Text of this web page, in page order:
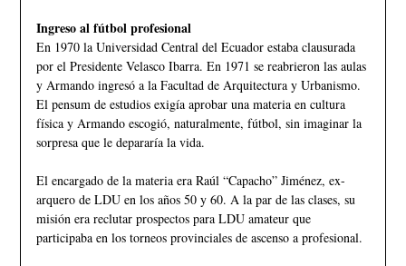
Ingreso al fútbol profesional
En 1970 la Universidad Central del Ecuador estaba clausurada
por el Presidente Velasco Ibarra. En 1971 se reabrieron las aulas
y Armando ingresó a la Facultad de Arquitectura y Urbanismo.
El pensum de estudios exigía aprobar una materia en cultura
física y Armando escogió, naturalmente, fútbol, sin imaginar la
sorpresa que le depararía la vida.
El encargado de la materia era Raúl “Capacho” Jiménez, ex-
arquero de LDU en los años 50 y 60. A la par de las clases, su
misión era reclutar prospectos para LDU amateur que
participaba en los torneos provinciales de ascenso a profesional.